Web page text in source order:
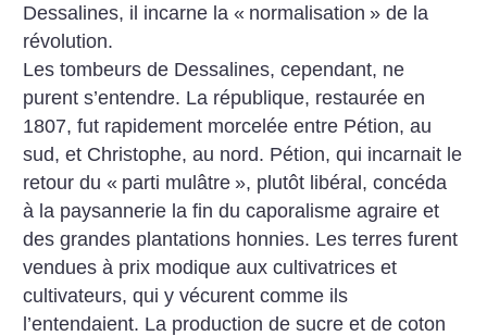
Dessalines, il incarne la « normalisation » de la
révolution.
Les tombeurs de Dessalines, cependant, ne
purent s’entendre. La république, restaurée en
1807, fut rapidement morcelée entre Pétion, au
sud, et Christophe, au nord. Pétion, qui incarnait le
retour du « parti mulâtre », plutôt libéral, concéda
à la paysannerie la fin du caporalisme agraire et
des grandes plantations honnies. Les terres furent
vendues à prix modique aux cultivatrices et
cultivateurs, qui y vécurent comme ils
l’entendaient. La production de sucre et de coton